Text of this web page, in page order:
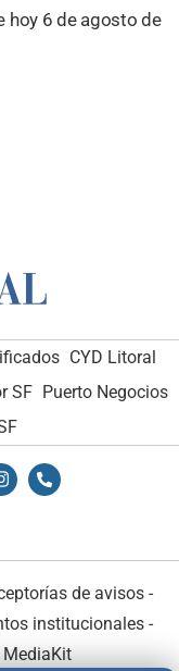
hoy 6 de agosto de
CYD Litoral
SF Puerto Negocios
de avisos -
institucionales-
MediaKit